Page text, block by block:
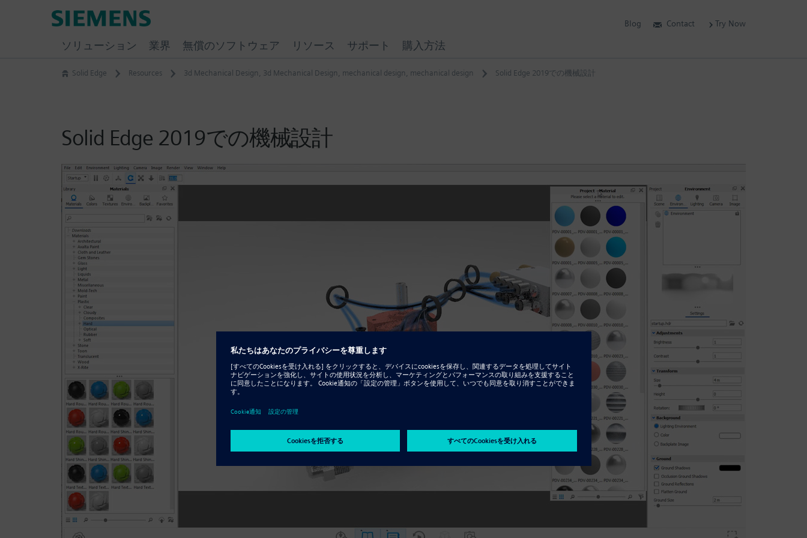
Solid Edge Resources 3d Mechanical Design , 3d Mechanical Design , mechanical design , mechanical design Solid Edge 2019での機械設計
Solid Edge 2019での機械設計
Blog Contact Try Now
ソリューション 業界 無償のソフトウェア リソース サポート 購入方法